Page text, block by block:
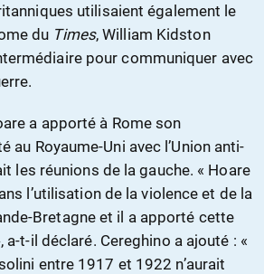
utilisaient également le
du Times, William Kidston
pour communiquer avec
a apporté à Rome son
au Royaume-Uni avec l’Union anti-
les réunions de la gauche. « Hoare
l’utilisation de la violence et de la
Bretagne et il a apporté cette
a-t-il déclaré. Cereghino a ajouté : «
entre 1917 et 1922 n’aurait